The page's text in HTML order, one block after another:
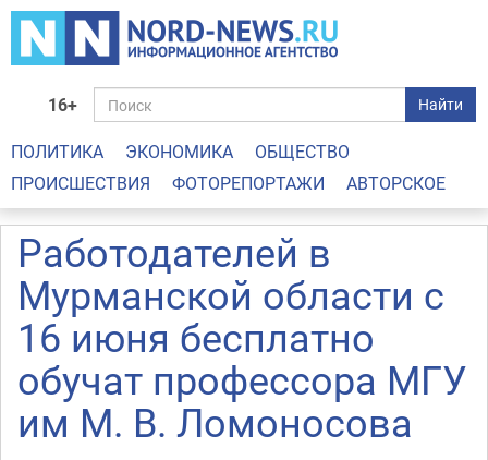
16+ Найти
ПОЛИТИКА ЭКОНОМИКА
ОБЩЕСТВО
ПРОИСШЕСТВИЯ
ФОТОРЕПОРТАЖИ АВТОРСКОЕ
Работодателей в
Мурманской области с
16 июня бесплатно
обучат профессора МГУ
им М. В. Ломоносова